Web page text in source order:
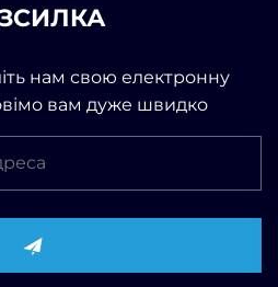
нам свою електронну
вам дуже швидко